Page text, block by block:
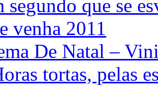
segundo que se
venha 2011
De Natal –
tortas, pelas